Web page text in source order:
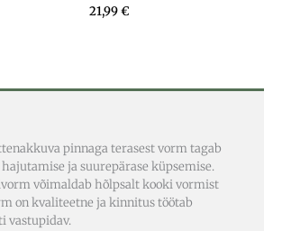
pinnaga terasest vorm tagab
ja suurepärase küpsemise.
võimaldab hõlpsalt kooki vormist
on kvaliteetne ja kinnitus töötab
vastupidav.
21,99€